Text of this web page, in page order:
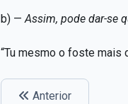
b) —Assim, pode dar-se
“Tu mesmo o foste mais
Anterior